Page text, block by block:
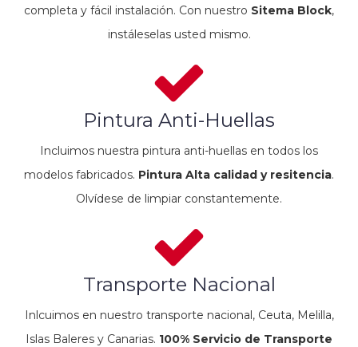
completa y fácil instalación. Con nuestro Sitema Block,
instáleselas usted mismo.
Pintura Anti-Huellas
Incluimos nuestra pintura anti-huellas en todos los
modelos fabricados. Pintura Alta calidad y resitencia.
Olvídese de limpiar constantemente.
Transporte Nacional
Inlcuimos en nuestro transporte nacional, Ceuta, Melilla,
Islas Baleres y Canarias. 100% Servicio de Transporte